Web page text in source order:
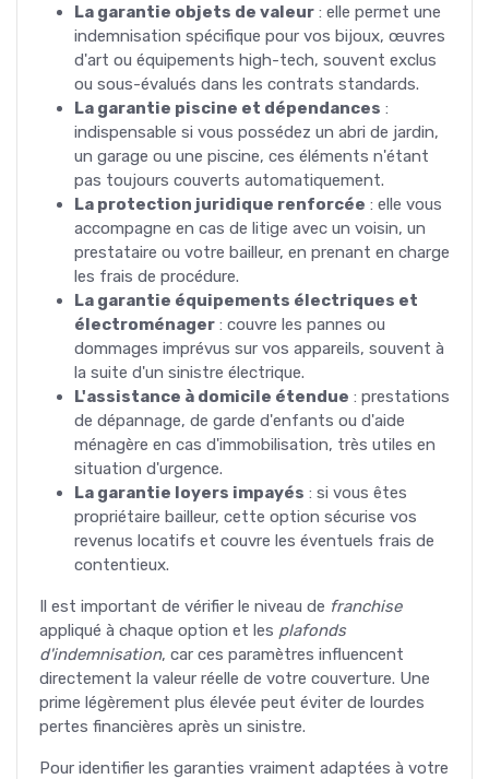
La garantie objets de valeur : elle permet une
indemnisation spécifique pour vos bijoux, œuvres
d'art ou équipements high-tech, souvent exclus
ou sous-évalués dans les contrats standards.
La garantie piscine et dépendances :
indispensable si vous possédez un abri de jardin,
un garage ou une piscine, ces éléments n'étant
pas toujours couverts automatiquement.
La protection juridique renforcée : elle vous
accompagne en cas de litige avec un voisin, un
prestataire ou votre bailleur, en prenant en charge
les frais de procédure.
La garantie équipements électriques et
électroménager : couvre les pannes ou
dommages imprévus sur vos appareils, souvent à
la suite d'un sinistre électrique.
L'assistance à domicile étendue : prestations
de dépannage, de garde d'enfants ou d'aide
ménagère en cas d'immobilisation, très utiles en
situation d'urgence.
La garantie loyers impayés : si vous êtes
propriétaire bailleur, cette option sécurise vos
revenus locatifs et couvre les éventuels frais de
contentieux.
Il est important de vérifier le niveau de franchise
appliqué à chaque option et les plafonds
d'indemnisation, car ces paramètres influencent
directement la valeur réelle de votre couverture. Une
prime légèrement plus élevée peut éviter de lourdes
pertes financières après un sinistre.
Pour identifier les garanties vraiment adaptées à votre